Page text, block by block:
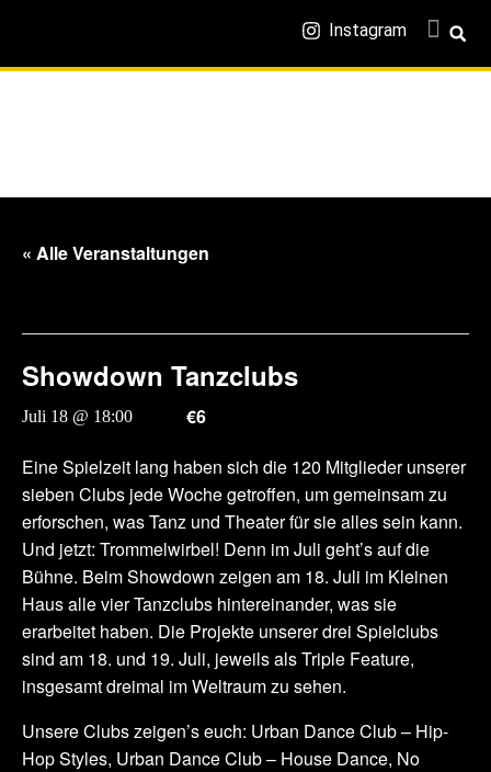
Instagram
« Alle Veranstaltungen
Showdown Tanzclubs
Juli 18 @ 18:00
€6
Eine Spielzeit lang haben sich die 120 Mitglieder unserer
sieben Clubs jede Woche getroffen, um gemeinsam zu
erforschen, was Tanz und Theater für sie alles sein kann.
Und jetzt: Trommelwirbel! Denn im Juli geht’s auf die
Bühne. Beim Showdown zeigen am 18. Juli im Kleinen
Haus alle vier Tanzclubs hintereinander, was sie
erarbeitet haben. Die Projekte unserer drei Spielclubs
sind am 18. und 19. Juli, jeweils als Triple Feature,
insgesamt dreimal im Weltraum zu sehen.
Unsere Clubs zeigen’s euch: Urban Dance Club – Hip-
Hop Styles, Urban Dance Club – House Dance, No